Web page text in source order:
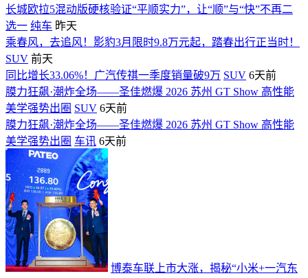
长城欧拉5混动版硬核验证“平顺实力”，让“顺”与“快”不再二
选一 纯车 昨天
乘春风，去追风！影豹3月限时9.8万元起，踏春出行正当时！
SUV 前天
同比增长33.06%！广汽传祺一季度销量破9万 SUV 6天前
膜力狂飙·潮炸全场——圣佳燃爆 2026 苏州 GT Show 高性能
美学强势出圈 SUV 6天前
膜力狂飙·潮炸全场——圣佳燃爆 2026 苏州 GT Show 高性能
美学强势出圈 车讯 6天前
博泰车联上市大涨，揭秘“小米+一汽东